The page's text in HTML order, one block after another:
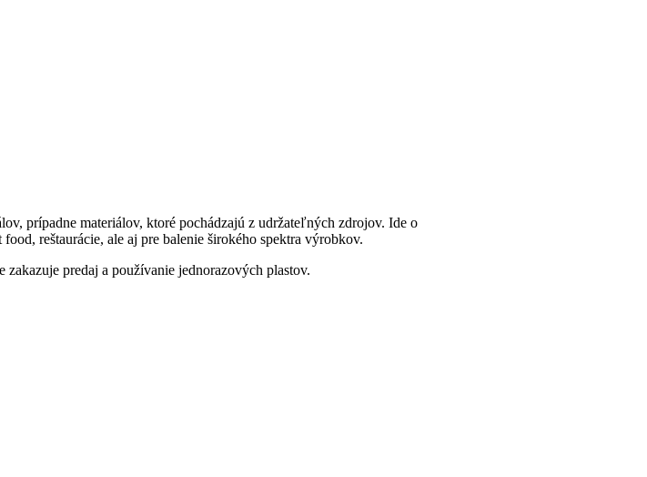
prípadne materiálov, ktoré pochádzajú z udržateľných zdrojov. Ide o
reštaurácie, ale aj pre balenie širokého spektra výrobkov.
predaj a používanie jednorazových plastov.